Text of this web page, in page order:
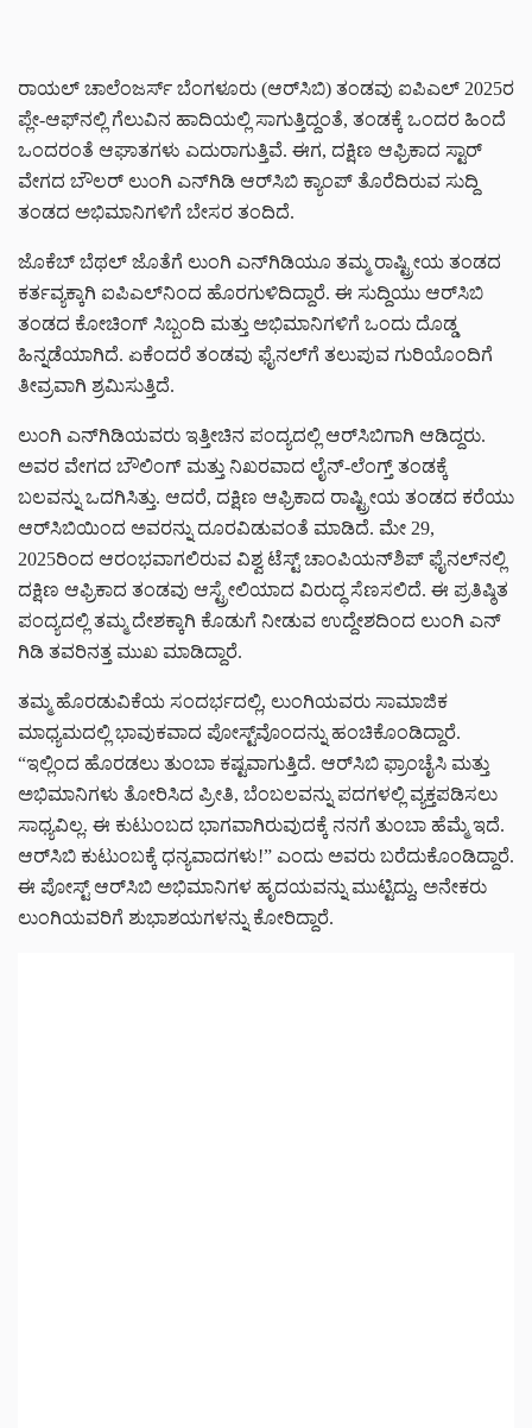
ರಾಯಲ್ ಚಾಲೆಂಜರ್ಸ್ ಬೆಂಗಳೂರು (ಆರ್‌ಸಿಬಿ) ತಂಡವು ಐಪಿಎಲ್ 2025ರ
ಪ್ಲೇ-ಆಫ್‌ನಲ್ಲಿ ಗೆಲುವಿನ ಹಾದಿಯಲ್ಲಿ ಸಾಗುತ್ತಿದ್ದಂತೆ, ತಂಡಕ್ಕೆ ಒಂದರ ಹಿಂದೆ
ಒಂದರಂತೆ ಆಘಾತಗಳು ಎದುರಾಗುತ್ತಿವೆ. ಈಗ, ದಕ್ಷಿಣ ಆಫ್ರಿಕಾದ ಸ್ಟಾರ್
ವೇಗದ ಬೌಲರ್ ಲುಂಗಿ ಎನ್​ಗಿಡಿ ಆರ್‌ಸಿಬಿ ಕ್ಯಾಂಪ್ ತೊರೆದಿರುವ ಸುದ್ದಿ
ತಂಡದ ಅಭಿಮಾನಿಗಳಿಗೆ ಬೇಸರ ತಂದಿದೆ.
ಜೊಕೆಬ್ ಬೆಥಲ್ ಜೊತೆಗೆ ಲುಂಗಿ ಎನ್​ಗಿಡಿಯೂ ತಮ್ಮ ರಾಷ್ಟ್ರೀಯ ತಂಡದ
ಕರ್ತವ್ಯಕ್ಕಾಗಿ ಐಪಿಎಲ್‌ನಿಂದ ಹೊರಗುಳಿದಿದ್ದಾರೆ. ಈ ಸುದ್ದಿಯು ಆರ್‌ಸಿಬಿ
ತಂಡದ ಕೋಚಿಂಗ್ ಸಿಬ್ಬಂದಿ ಮತ್ತು ಅಭಿಮಾನಿಗಳಿಗೆ ಒಂದು ದೊಡ್ಡ
ಹಿನ್ನಡೆಯಾಗಿದೆ. ಏಕೆಂದರೆ ತಂಡವು ಫೈನಲ್‌ಗೆ ತಲುಪುವ ಗುರಿಯೊಂದಿಗೆ
ತೀವ್ರವಾಗಿ ಶ್ರಮಿಸುತ್ತಿದೆ.
ಲುಂಗಿ ಎನ್​ಗಿಡಿಯವರು ಇತ್ತೀಚಿನ ಪಂದ್ಯದಲ್ಲಿ ಆರ್‌ಸಿಬಿಗಾಗಿ ಆಡಿದ್ದರು.
ಅವರ ವೇಗದ ಬೌಲಿಂಗ್ ಮತ್ತು ನಿಖರವಾದ ಲೈನ್-ಲೆಂಗ್ತ್ ತಂಡಕ್ಕೆ
ಬಲವನ್ನು ಒದಗಿಸಿತ್ತು. ಆದರೆ, ದಕ್ಷಿಣ ಆಫ್ರಿಕಾದ ರಾಷ್ಟ್ರೀಯ ತಂಡದ ಕರೆಯು
ಆರ್‌ಸಿಬಿಯಿಂದ ಅವರನ್ನು ದೂರವಿಡುವಂತೆ ಮಾಡಿದೆ. ಮೇ 29,
2025ರಿಂದ ಆರಂಭವಾಗಲಿರುವ ವಿಶ್ವ ಟೆಸ್ಟ್ ಚಾಂಪಿಯನ್‌ಶಿಪ್ ಫೈನಲ್‌ನಲ್ಲಿ
ದಕ್ಷಿಣ ಆಫ್ರಿಕಾದ ತಂಡವು ಆಸ್ಟ್ರೇಲಿಯಾದ ವಿರುದ್ಧ ಸೆಣಸಲಿದೆ. ಈ ಪ್ರತಿಷ್ಠಿತ
ಪಂದ್ಯದಲ್ಲಿ ತಮ್ಮ ದೇಶಕ್ಕಾಗಿ ಕೊಡುಗೆ ನೀಡುವ ಉದ್ದೇಶದಿಂದ ಲುಂಗಿ ಎನ್​
ಗಿಡಿ ತವರಿನತ್ತ ಮುಖ ಮಾಡಿದ್ದಾರೆ.
ತಮ್ಮ ಹೊರಡುವಿಕೆಯ ಸಂದರ್ಭದಲ್ಲಿ, ಲುಂಗಿಯವರು ಸಾಮಾಜಿಕ
ಮಾಧ್ಯಮದಲ್ಲಿ ಭಾವುಕವಾದ ಪೋಸ್ಟ್‌ವೊಂದನ್ನು ಹಂಚಿಕೊಂಡಿದ್ದಾರೆ.
“ಇಲ್ಲಿಂದ ಹೊರಡಲು ತುಂಬಾ ಕಷ್ಟವಾಗುತ್ತಿದೆ. ಆರ್‌ಸಿಬಿ ಫ್ರಾಂಚೈಸಿ ಮತ್ತು
ಅಭಿಮಾನಿಗಳು ತೋರಿಸಿದ ಪ್ರೀತಿ, ಬೆಂಬಲವನ್ನು ಪದಗಳಲ್ಲಿ ವ್ಯಕ್ತಪಡಿಸಲು
ಸಾಧ್ಯವಿಲ್ಲ. ಈ ಕುಟುಂಬದ ಭಾಗವಾಗಿರುವುದಕ್ಕೆ ನನಗೆ ತುಂಬಾ ಹೆಮ್ಮೆ ಇದೆ.
ಆರ್‌ಸಿಬಿ ಕುಟುಂಬಕ್ಕೆ ಧನ್ಯವಾದಗಳು!” ಎಂದು ಅವರು ಬರೆದುಕೊಂಡಿದ್ದಾರೆ.
ಈ ಪೋಸ್ಟ್ ಆರ್‌ಸಿಬಿ ಅಭಿಮಾನಿಗಳ ಹೃದಯವನ್ನು ಮುಟ್ಟಿದ್ದು, ಅನೇಕರು
ಲುಂಗಿಯವರಿಗೆ ಶುಭಾಶಯಗಳನ್ನು ಕೋರಿದ್ದಾರೆ.